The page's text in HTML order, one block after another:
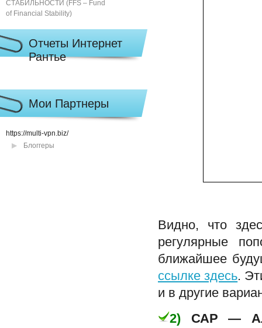
Отчеты Интернет
Рантье
Мои Партнеры
https://multi-vpn.biz/
Блоггеры
Видно, что
регулярные
ближайшее
ссылке здесь.
и в другие
2)
САР —